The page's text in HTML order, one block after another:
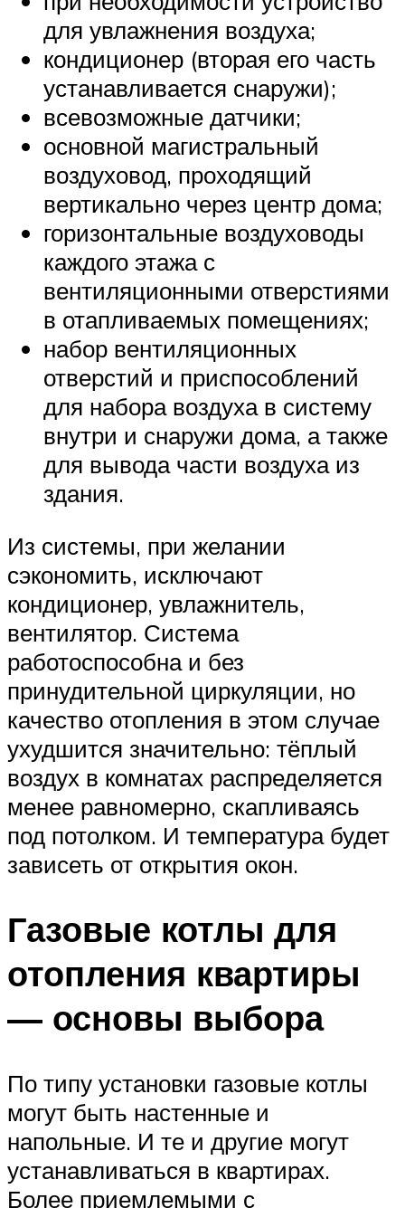
для увлажнения воздуха;
кондиционер (вторая его часть
устанавливается снаружи);
всевозможные датчики;
основной магистральный
воздуховод, проходящий
вертикально через центр дома;
горизонтальные воздуховоды
каждого этажа с
вентиляционными отверстиями
в отапливаемых помещениях;
набор вентиляционных
отверстий и приспособлений
для набора воздуха в систему
внутри и снаружи дома, а также
для вывода части воздуха из
здания.
Из системы, при желании
сэкономить, исключают
кондиционер, увлажнитель,
вентилятор. Система
работоспособна и без
принудительной циркуляции, но
качество отопления в этом случае
ухудшится значительно: тёплый
воздух в комнатах распределяется
менее равномерно, скапливаясь
под потолком. И температура будет
зависеть от открытия окон.
Газовые котлы для
отопления квартиры
— основы выбора
По типу установки газовые котлы
могут быть настенные и
напольные. И те и другие могут
устанавливаться в квартирах.
Более приемлемыми с